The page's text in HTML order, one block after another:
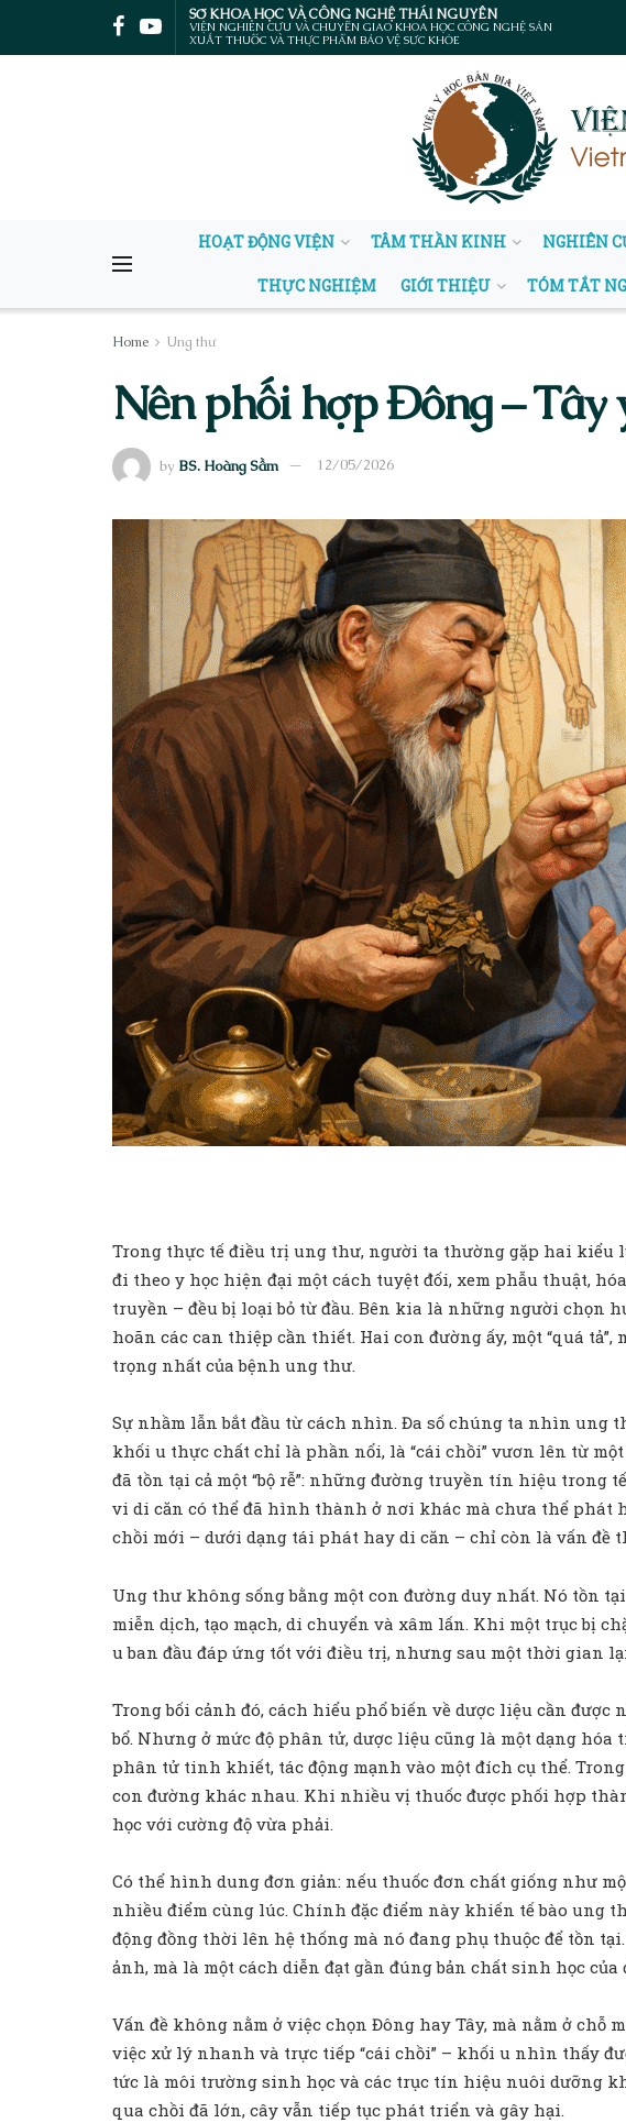
SỞ KHOA HỌC VÀ CÔNG NGHỆ THÁI NGUYÊN
VIỆN NGHIÊN CỨU VÀ CHUYỂN GIAO KHOA HỌC CÔNG NGHỆ SẢN
XUẤT THUỐC VÀ THỰC PHẨM BẢO VỆ SỨC KHỎE
HOẠT ĐỘNG VIỆN TÂM THẦN KINH NGHIÊN
THỰC NGHIỆM GIỚI THIỆU TÓM TẮT
Home Ung thư
Nên phối hợp Đông –
by BS. Hoàng Sầm 12/05/2026
Trong thực tế điều trị ung thư, người ta thường gặp hai
đi theo y học hiện đại một cách tuyệt đối, xem phẫu thuật,
truyền – đều bị loại bỏ từ đầu. Bên kia là những người chọn
hoãn các can thiệp cần thiết. Hai con đường ấy, một “quá
trọng nhất của bệnh ung thư.
Sự nhầm lẫn bắt đầu từ cách nhìn. Đa số chúng ta nhìn ung
khối u thực chất chỉ là phần nổi, là “cái chồi” vươn lên từ
đã tồn tại cả một “bộ rễ”: những đường truyền tín hiệu trong
vi di căn có thể đã hình thành ở nơi khác mà chưa thể phát
chồi mới – dưới dạng tái phát hay di căn – chỉ còn là vấn đề
Ung thư không sống bằng một con đường duy nhất. Nó tồn
miễn dịch, tạo mạch, di chuyển và xâm lấn. Khi một trục bị
u ban đầu đáp ứng tốt với điều trị, nhưng sau một thời gian
Trong bối cảnh đó, cách hiểu phổ biến về dược liệu cần
bổ. Nhưng ở mức độ phân tử, dược liệu cũng là một dạng
phân tử tinh khiết, tác động mạnh vào một đích cụ thể.
con đường khác nhau. Khi nhiều vị thuốc được phối hợp
học với cường độ vừa phải.
Có thể hình dung đơn giản: nếu thuốc đơn chất giống như
nhiều điểm cùng lúc. Chính đặc điểm này khiến tế bào ung
động đồng thời lên hệ thống mà nó đang phụ thuộc để tồn
ảnh, mà là một cách diễn đạt gần đúng bản chất sinh học của
Vấn đề không nằm ở việc chọn Đông hay Tây, mà nằm ở chỗ
việc xử lý nhanh và trực tiếp “cái chồi” – khối u nhìn thấy
tức là môi trường sinh học và các trục tín hiệu nuôi dưỡng
qua chồi đã lớn, cây vẫn tiếp tục phát triển và gây hại.